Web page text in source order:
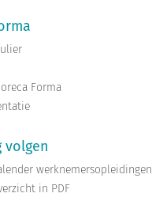
Forma
volgen
werknemersopleidingen
in PDF